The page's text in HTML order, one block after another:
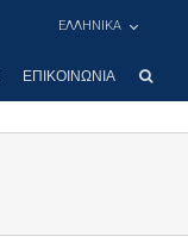
ΕΛΛΗΝΙΚΑ
ΕΠΙΚΟΙΝΩΝΊΑ